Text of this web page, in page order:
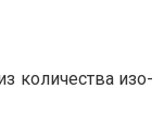
количества изо-